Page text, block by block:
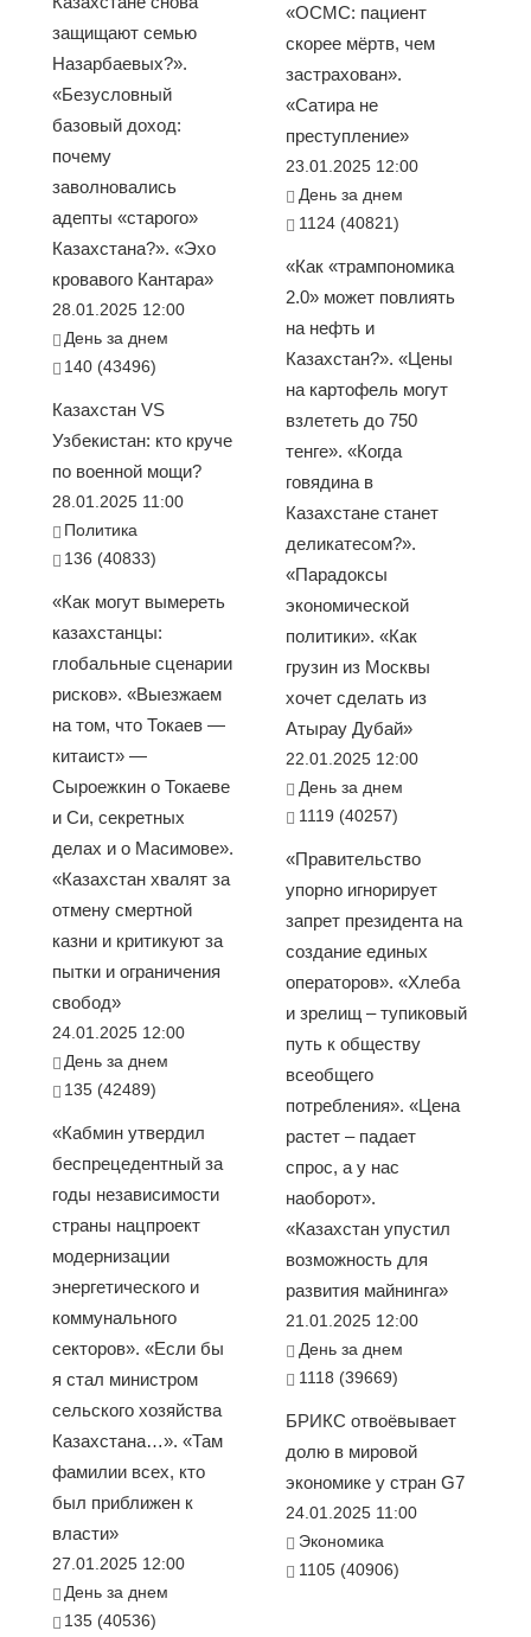
защищают семью
Назарбаевых?».
«Безусловный
базовый доход:
почему
заволновались
адепты «старого»
Казахстана?». «Эхо
кровавого Кантара»
28.01.2025 12:00
День за днем
140 (43496)
Казахстан VS
Узбекистан: кто круче
по военной мощи?
28.01.2025 11:00
Политика
136 (40833)
«Как могут вымереть
казахстанцы:
глобальные сценарии
рисков». «Выезжаем
на том, что Токаев —
китаист» —
Сыроежкин о Токаеве
и Си, секретных
делах и о Масимове».
«Казахстан хвалят за
отмену смертной
казни и критикуют за
пытки и ограничения
свобод»
24.01.2025 12:00
День за днем
135 (42489)
«Кабмин утвердил
беспрецедентный за
годы независимости
страны нацпроект
модернизации
энергетического и
коммунального
секторов». «Если бы
я стал министром
сельского хозяйства
Казахстана…». «Там
фамилии всех, кто
был приближен к
власти»
27.01.2025 12:00
День за днем
135 (40536)
«ОСМС: пациент
скорее мёртв, чем
застрахован».
«Сатира не
преступление»
23.01.2025 12:00
День за днем
1124 (40821)
«Как «трампономика
2.0» может повлиять
на нефть и
Казахстан?». «Цены
на картофель могут
взлететь до 750
тенге». «Когда
говядина в
Казахстане станет
деликатесом?».
«Парадоксы
экономической
политики». «Как
грузин из Москвы
хочет сделать из
Атырау Дубай»
22.01.2025 12:00
День за днем
1119 (40257)
«Правительство
упорно игнорирует
запрет президента на
создание единых
операторов». «Хлеба
и зрелищ – тупиковый
путь к обществу
всеобщего
потребления». «Цена
растет – падает
спрос, а у нас
наоборот».
«Казахстан упустил
возможность для
развития майнинга»
21.01.2025 12:00
День за днем
1118 (39669)
БРИКС отвоёвывает
долю в мировой
экономике у стран G7
24.01.2025 11:00
Экономика
1105 (40906)